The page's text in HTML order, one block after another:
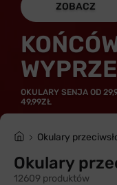
ZOBACZ
OKULARY SENJA OD
49,99ZŁ
Okulary
Okulary
12609 produktów